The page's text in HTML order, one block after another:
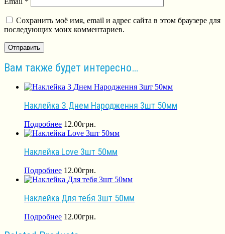
Сохранить моё имя, email и адрес сайта в этом браузере для
последующих моих комментариев.
Вам также будет интересно…
Наклейка З Днем Народження 3шт 50мм
Подробнее 12.00грн.
Наклейка Love 3шт 50мм
Подробнее 12.00грн.
Наклейка Для тебя 3шт 50мм
Подробнее 12.00грн.